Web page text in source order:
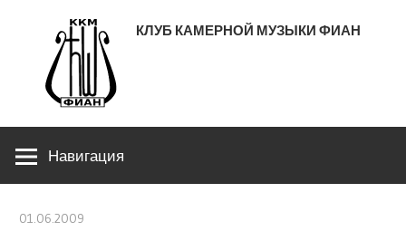
содержимому
КЛУБ КАМЕРНОЙ МУЗЫКИ ФИАН
ЛЕНИНСКИЙ ПРОСПЕКТ 53
Навигация
01.06.2009